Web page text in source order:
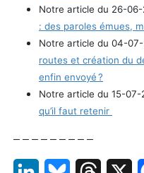
Notre article du 26-06-
: des paroles émues,
Notre article du 04-
routes et création du
enfin envoyé ?
Notre article du 15-07-
qu’il faut retenir
– – – – – – – – –